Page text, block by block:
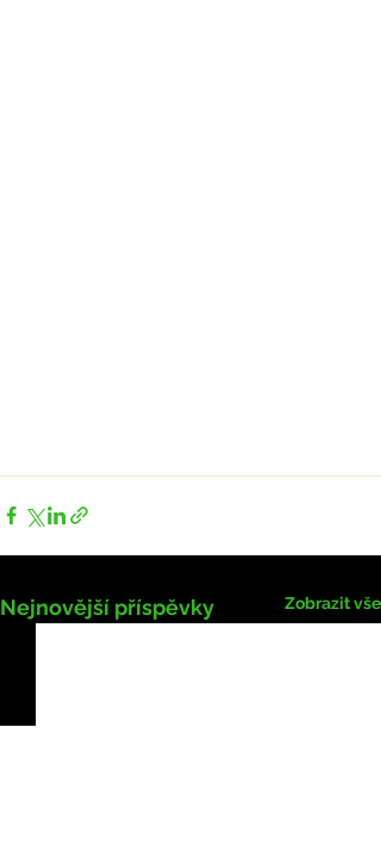
Nejnovější příspěvky Zobrazit vše